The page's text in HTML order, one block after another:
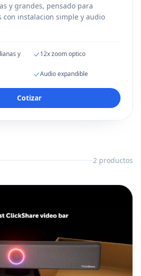
y grandes, pensado para
instalacion simple y audio
y
12x zoom optico
Audio expandible
Cotizar
2 productos